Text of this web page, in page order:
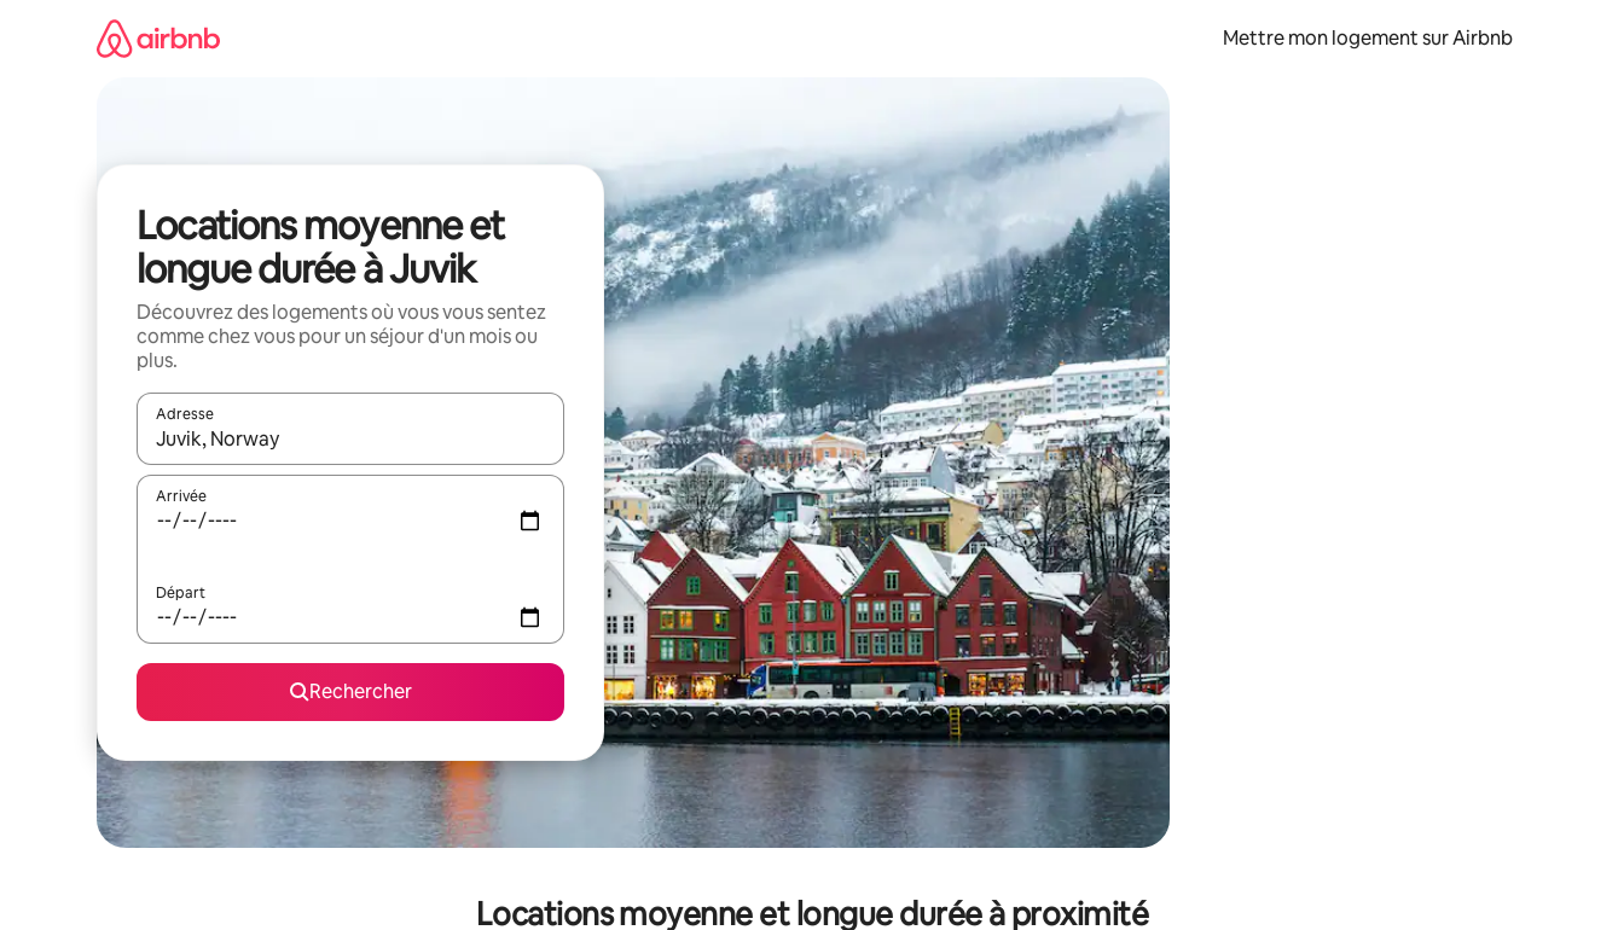
Mettre mon logement sur Airbnb
Locations moyenne et
longue durée à Juvik
Découvrez des logements où vous vous sentez
comme chez vous pour un séjour d'un mois ou
plus.
Adresse
Lorsque les résultats s'affichent, utilisez les flèches vers le haut et vers le bas pour les parcourir ou en appuyant et en faisant glisser.
Arrivée
Départ
Rechercher
Locations moyenne et longue durée à proximité